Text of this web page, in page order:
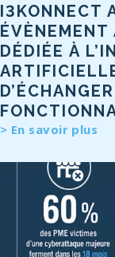
I3KONNECT
DÉDIÉE À
En savoir plus